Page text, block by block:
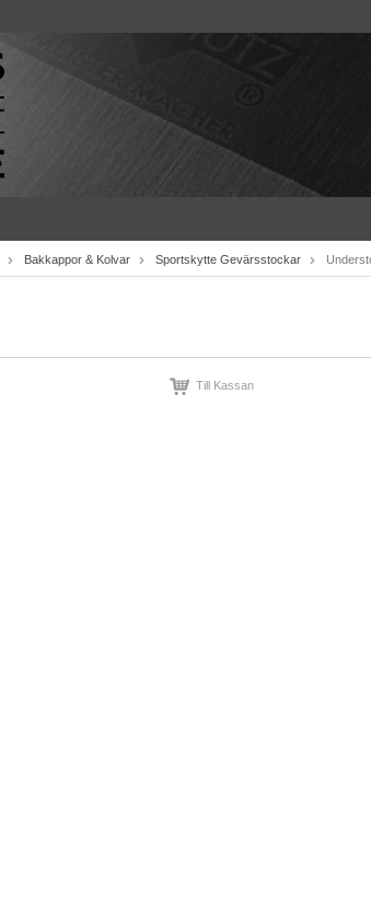
Bakkappor & Kolvar Sportskytte Gevärsstockar
Till Kassan